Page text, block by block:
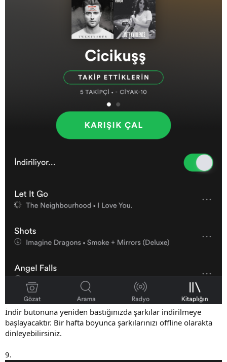
İndir butonuna yeniden bastığınızda şarkılar indirilmeye
başlayacaktır. Bir hafta boyunca şarkılarınızı offline olarakta
dinleyebilirsiniz.
9.